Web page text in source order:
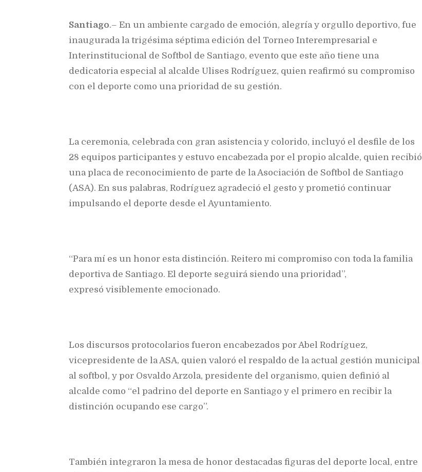
Santiago.– En un ambiente cargado de emoción, alegría y orgullo deportivo, fue
inaugurada la trigésima séptima edición del Torneo Interempresarial e
Interinstitucional de Softbol de Santiago, evento que este año tiene una
dedicatoria especial al alcalde Ulises Rodríguez, quien reafirmó su compromiso
con el deporte como una prioridad de su gestión.
La ceremonia, celebrada con gran asistencia y colorido, incluyó el desfile de los
28 equipos participantes y estuvo encabezada por el propio alcalde, quien recibió
una placa de reconocimiento de parte de la Asociación de Softbol de Santiago
(ASA). En sus palabras, Rodríguez agradeció el gesto y prometió continuar
impulsando el deporte desde el Ayuntamiento.
“Para mí es un honor esta distinción. Reitero mi compromiso con toda la familia
deportiva de Santiago. El deporte seguirá siendo una prioridad”,
expresó visiblemente emocionado.
Los discursos protocolarios fueron encabezados por Abel Rodríguez,
vicepresidente de la ASA, quien valoró el respaldo de la actual gestión municipal
al softbol, y por Osvaldo Arzola, presidente del organismo, quien definió al
alcalde como “el padrino del deporte en Santiago y el primero en recibir la
distinción ocupando ese cargo”.
También integraron la mesa de honor destacadas figuras del deporte local, entre